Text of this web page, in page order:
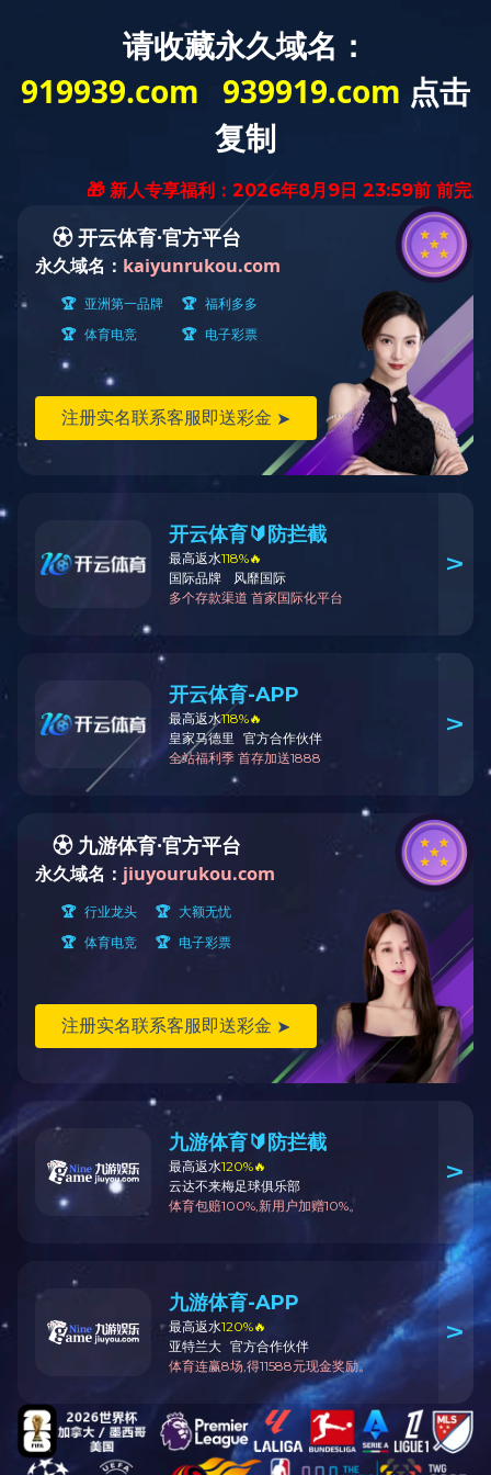
ELEVATOR CAR
轿厢及装潢
FLY-2013-02
返回顶部
星空手机网页版登录入口